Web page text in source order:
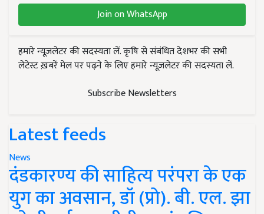
Join on WhatsApp
हमारे न्यूज़लेटर की सदस्यता लें. कृषि से संबंधित देशभर की सभी
लेटेस्ट ख़बरें मेल पर पढ़ने के लिए हमारे न्यूज़लेटर की सदस्यता लें.
Subscribe Newsletters
Latest feeds
News
दंडकारण्य की साहित्य परंपरा के एक
युग का अवसान, डॉ (प्रो). बी. एल. झा